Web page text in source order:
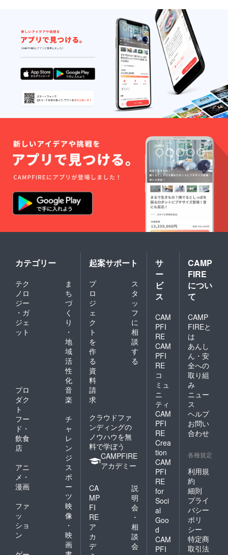
カテゴリー
テク
ノロ
ジー
・ガ
ジェ
ット
ま
ち
づ
く
り
・
地
域
活
性
化
プロ
ダク
ト
音
楽
フー
ド・
飲食
店
チ
ャ
レ
ン
ジ
アニ
メ・
漫画
ス
ポ
ー
ツ
ファ
ッ
ショ
ン
映
像
・
映
画
起案サポート
プ
ロ
ジ
ェ
ク
ト
を
作
る
ス
タ
ッ
フ
に
相
談
す
る
資
料
請
求
クラウドファ
ンディングの
ノウハウを無
料で学ぼう
CAMPFIRE
アカデミー
CA
MP
FI
RE
ア
カ
デ
説
明
会
・
相
談
会
サ
ー
ビ
ス
CAM
PFI
RE
CAM
PFI
RE
コ
ミュ
ニ
ティ
CAM
PFI
RE
Crea
tion
CAM
PFI
RE
for
Soci
al
Goo
d
CAM
PFI
CAMP
FIRE
につい
て
CAMP
FIREと
は
あんし
ん・安
全への
取り組
み
ニュー
ス
ヘルプ
お問い
合わせ
各種規定
利用規
約
細則
プライ
バシー
ポリ
シー
特定商
取引法